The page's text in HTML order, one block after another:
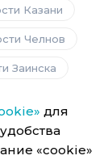
Казани
Челнов
Заинска
для
«cookie»